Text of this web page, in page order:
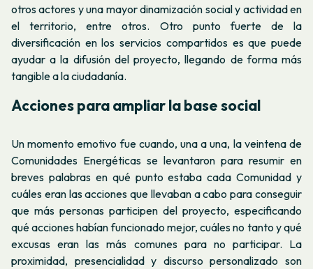
otros actores y una mayor dinamización social y actividad en
el territorio, entre otros. Otro punto fuerte de la
diversificación en los servicios compartidos es que puede
ayudar a la difusión del proyecto, llegando de forma más
tangible a la ciudadanía.
Acciones para ampliar la base social
Un momento emotivo fue cuando, una a una, la veintena de
Comunidades Energéticas se levantaron para resumir en
breves palabras en qué punto estaba cada Comunidad y
cuáles eran las acciones que llevaban a cabo para conseguir
que más personas participen del proyecto, especificando
qué acciones habían funcionado mejor, cuáles no tanto y qué
excusas eran las más comunes para no participar. La
proximidad, presencialidad y discurso personalizado son